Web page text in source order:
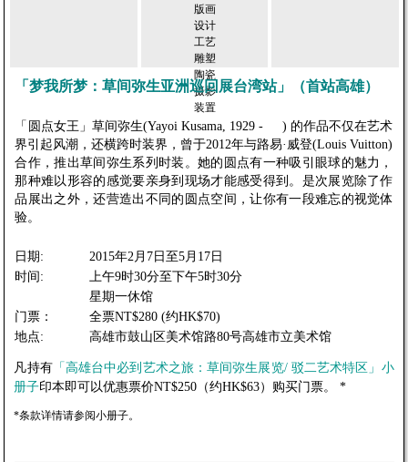
版画
设计
工艺
雕塑
陶瓷
摄影
装置
「梦我所梦：草间弥生亚洲巡回展台湾站」（首站高雄）
「圆点女王」草间弥生(Yayoi Kusama, 1929 - ) 的作品不仅在艺术
界引起风潮，还横跨时装界，曾于2012年与路易·威登(Louis Vuitton)
合作，推出草间弥生系列时装。她的圆点有一种吸引眼球的魅力，
那种难以形容的感觉要亲身到现场才能感受得到。是次展览除了作
品展出之外，还营造出不同的圆点空间，让你有一段难忘的视觉体
验。
日期:
2015年2月7日至5月17日
时间:
上午9时30分至下午5时30分
星期一休馆
门票：
全票NT$280 (约HK$70)
地点:
高雄市鼓山区美术馆路80号高雄市立美术馆
凡持有「高雄台中必到艺术之旅：草间弥生展览/ 驳二艺术特区」小
册子印本即可以优惠票价NT$250（约HK$63）购买门票。 *
*条款详情请参阅小册子。